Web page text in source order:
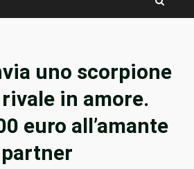
uno scorpione
in amore.
euro all’amante